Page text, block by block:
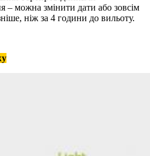
– можна змінити дати або зовсім
ніж за 4 години до вильоту.